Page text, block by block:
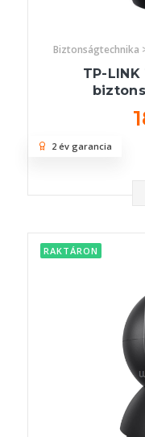
Biztonságtechnika
TP-
2 év garancia
RAKTÁRON